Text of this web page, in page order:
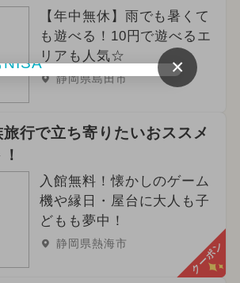
【年中無休】雨でも暑くて
も遊べる！10円で遊べるエ
リアも人気☆
静岡県島田市
行で立ち寄りたいおススメ
入館無料！懐かしのゲーム
機や縁日・屋台に大人も子
どもも夢中！
静岡県熱海市 クーポン
×